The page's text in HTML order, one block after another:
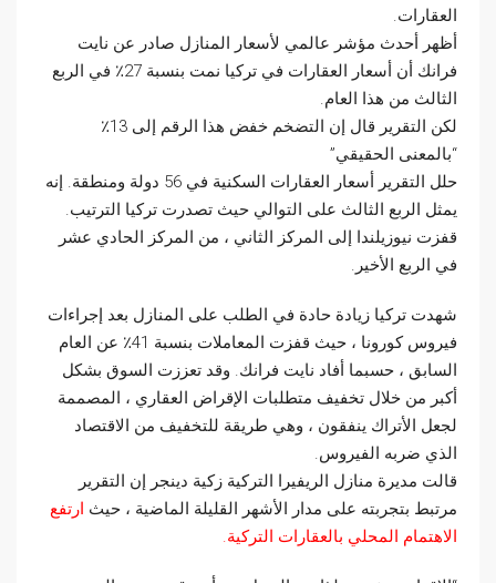
العقارات.
أظهر أحدث مؤشر عالمي لأسعار المنازل صادر عن نايت
فرانك أن أسعار العقارات في تركيا نمت بنسبة 27٪ في الربع
الثالث من هذا العام.
لكن التقرير قال إن التضخم خفض هذا الرقم إلى 13٪
“بالمعنى الحقيقي”
حلل التقرير أسعار العقارات السكنية في 56 دولة ومنطقة. إنه
يمثل الربع الثالث على التوالي حيث تصدرت تركيا الترتيب.
قفزت نيوزيلندا إلى المركز الثاني ، من المركز الحادي عشر
في الربع الأخير.
شهدت تركيا زيادة حادة في الطلب على المنازل بعد إجراءات
فيروس كورونا ، حيث قفزت المعاملات بنسبة 41٪ عن العام
السابق ، حسبما أفاد نايت فرانك. وقد تعززت السوق بشكل
أكبر من خلال تخفيف متطلبات الإقراض العقاري ، المصممة
لجعل الأتراك ينفقون ، وهي طريقة للتخفيف من الاقتصاد
الذي ضربه الفيروس.
قالت مديرة منازل الريفيرا التركية زكية دينجر إن التقرير
مرتبط بتجربته على مدار الأشهر القليلة الماضية ، حيث ارتفع
الاهتمام المحلي بالعقارات التركية.